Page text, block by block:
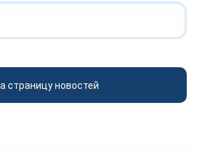
страницу новостей